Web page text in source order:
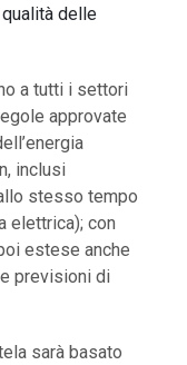
delle
a tutti i settori
approvate
inclusi
stesso tempo
elettrica); con
estese anche
previsioni di
sarà basato